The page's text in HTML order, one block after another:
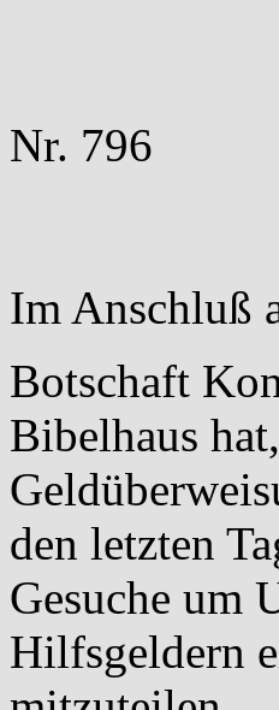
Nr. 796
Im Anschluß
Botschaft
Bibelhaus
den letzten
Gesuche um
Hilfsgeldern